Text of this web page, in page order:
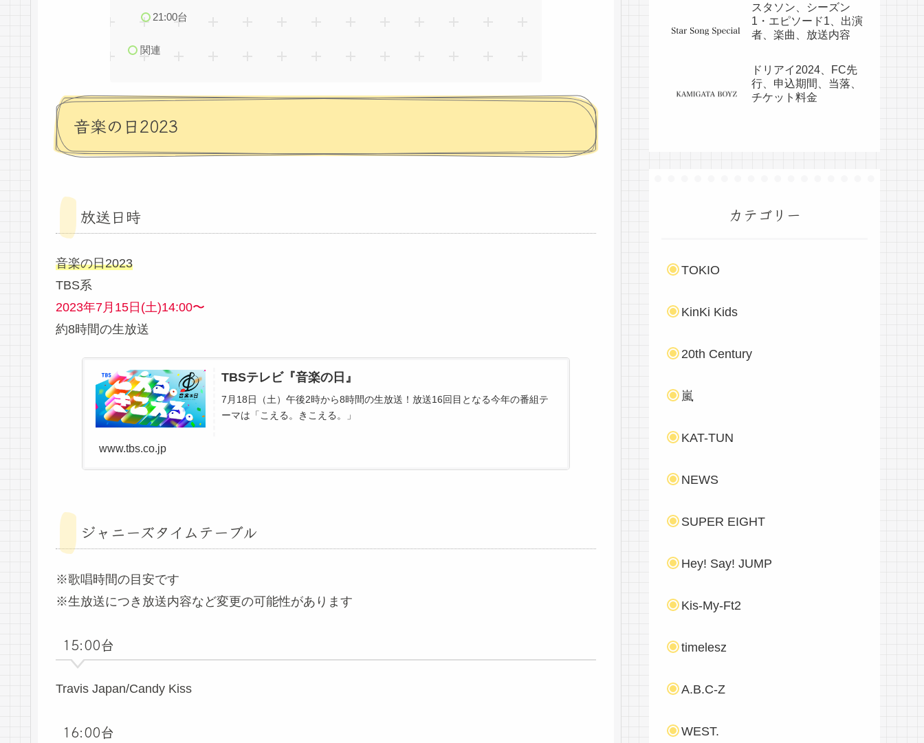
21:00台
関連
音楽の日2023
放送日時
音楽の日2023
TBS系
2023年7月15日(土)14:00〜
約8時間の生放送
TBSテレビ『音楽の日』
7月18日（土）午後2時から8時間の生放送！放送16回目となる今年の番組テ
ーマは「こえる。きこえる。」
www.tbs.co.jp
ジャニーズタイムテーブル
※歌唱時間の目安です
※生放送につき放送内容など変更の可能性があります
15:00台
Travis Japan/Candy Kiss
16:00台
スタソン、シーズン
1・エピソード1、出演
者、楽曲、放送内容
ドリアイ2024、FC先
行、申込期間、当落、
チケット料金
カテゴリー
TOKIO
KinKi Kids
20th Century
嵐
KAT-TUN
NEWS
SUPER EIGHT
Hey! Say! JUMP
Kis-My-Ft2
timelesz
A.B.C-Z
WEST.